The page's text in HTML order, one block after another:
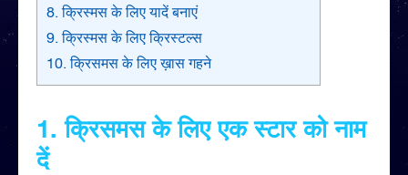
8. क्रिस्मस के लिए यादें बनाएं
9. क्रिस्मस के लिए क्रिस्टल्स
10. क्रिसमस के लिए ख़ास गहने
1. क्रिसमस के लिए एक स्टार को नाम
दें